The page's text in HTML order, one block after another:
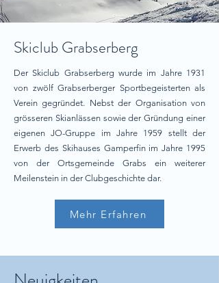
Skiclub Grabserberg
Der Skiclub Grabserberg wurde im Jahre 1931
von zwölf Grabserberger Sportbegeisterten als
Verein gegründet. Nebst der Organisation von
grösseren Skianlässen sowie der Gründung einer
eigenen JO-Gruppe im Jahre 1959 stellt der
Erwerb des Skihauses Gamperfin im Jahre 1995
von der Ortsgemeinde Grabs ein weiterer
Meilenstein in der Clubgeschichte dar.
Mehr Erfahren